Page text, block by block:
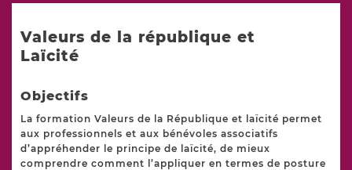
Valeurs de la république et
Laïcité
Objectifs
La formation Valeurs de la République et laïcité permet
aux professionnels et aux bénévoles associatifs
d’appréhender le principe de laïcité, de mieux
comprendre comment l’appliquer en termes de posture